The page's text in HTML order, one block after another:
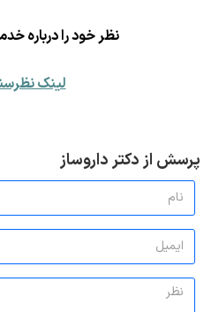
نظر خود را درباره
لینک
پرسش از دکتر داروساز